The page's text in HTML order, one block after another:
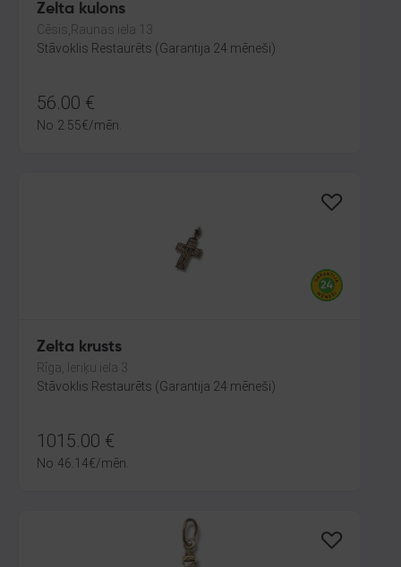
Zelta kulons
Cēsis,Raunas iela 13
Stāvoklis Restaurēts (Garantija 24 mēneši)
56.00 €
No 2.55€/mēn.
Zelta krusts
Rīga, Ieriķu iela 3
Stāvoklis Restaurēts (Garantija 24 mēneši)
1015.00 €
No 46.14€/mēn.